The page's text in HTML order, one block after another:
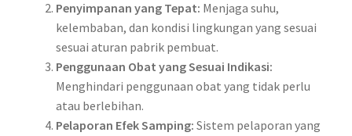
Penyimpanan yang Tepat: Menjaga suhu,
kelembaban, dan kondisi lingkungan yang sesuai
sesuai aturan pabrik pembuat.
Penggunaan Obat yang Sesuai Indikasi:
Menghindari penggunaan obat yang tidak perlu
atau berlebihan.
Pelaporan Efek Samping: Sistem pelaporan yang